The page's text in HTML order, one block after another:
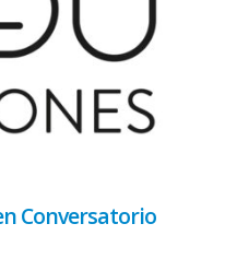
Conversatorio